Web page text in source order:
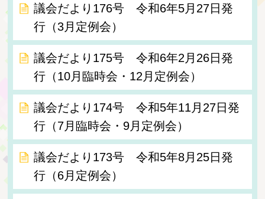
議会だより176号 令和6年5月27日発
行（3月定例会）
議会だより175号 令和6年2月26日発
行（10月臨時会・12月定例会）
議会だより174号 令和5年11月27日発
行（7月臨時会・9月定例会）
議会だより173号 令和5年8月25日発
行（6月定例会）